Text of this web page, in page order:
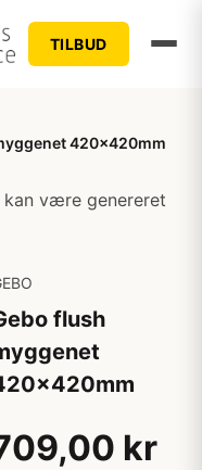
TILBUD
420x420mm
kan være genereret
flush
kr